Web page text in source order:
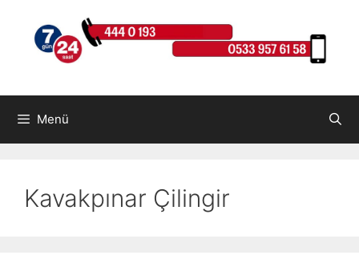
Menü
Kavakpınar Çilingir